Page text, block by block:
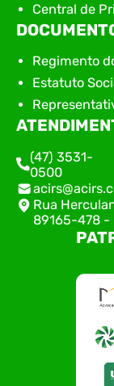
Central de
Regimento
Estatuto
(47) 3531-
0500
Rua
89165-478 -